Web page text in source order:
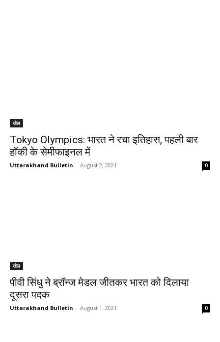
खेल
Tokyo Olympics: भारत ने रचा इतिहास, पहली बार
हॉकी के सेमीफाइनल में
Uttarakhand Bulletin - August 2, 2021 0
खेल
पीवी सिंधु ने ब्रॉन्ज मेडल जीतकर भारत को दिलाया
दूसरा पदक
Uttarakhand Bulletin - August 1, 2021 0